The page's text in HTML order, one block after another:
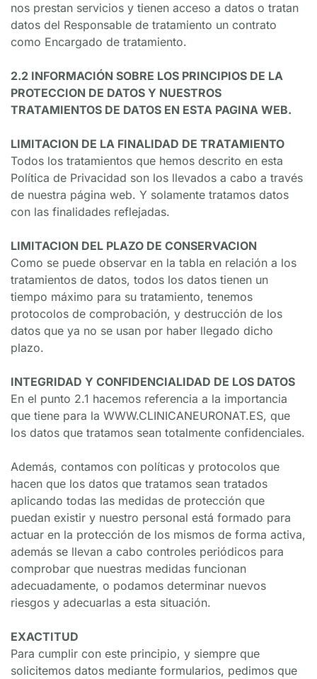
nos prestan servicios y tienen acceso a datos o tratan
datos del Responsable de tratamiento un contrato
como Encargado de tratamiento.
2.2 INFORMACIÓN SOBRE LOS PRINCIPIOS DE LA
PROTECCION DE DATOS Y NUESTROS
TRATAMIENTOS DE DATOS EN ESTA PAGINA WEB.
LIMITACION DE LA FINALIDAD DE TRATAMIENTO
Todos los tratamientos que hemos descrito en esta
Política de Privacidad son los llevados a cabo a través
de nuestra página web. Y solamente tratamos datos
con las finalidades reflejadas.
LIMITACION DEL PLAZO DE CONSERVACION
Como se puede observar en la tabla en relación a los
tratamientos de datos, todos los datos tienen un
tiempo máximo para su tratamiento, tenemos
protocolos de comprobación, y destrucción de los
datos que ya no se usan por haber llegado dicho
plazo.
INTEGRIDAD Y CONFIDENCIALIDAD DE LOS DATOS
En el punto 2.1 hacemos referencia a la importancia
que tiene para la WWW.CLINICANEURONAT.ES, que
los datos que tratamos sean totalmente confidenciales.
Además, contamos con políticas y protocolos que
hacen que los datos que tratamos sean tratados
aplicando todas las medidas de protección que
puedan existir y nuestro personal está formado para
actuar en la protección de los mismos de forma activa,
además se llevan a cabo controles periódicos para
comprobar que nuestras medidas funcionan
adecuadamente, o podamos determinar nuevos
riesgos y adecuarlas a esta situación.
EXACTITUD
Para cumplir con este principio, y siempre que
solicitemos datos mediante formularios, pedimos que